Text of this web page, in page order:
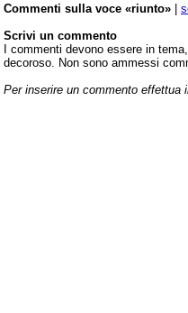
Commenti sulla voce «riunto» |
Scrivi un commento
I commenti devono essere in
decoroso. Non sono ammessi
Per inserire un commento effettua